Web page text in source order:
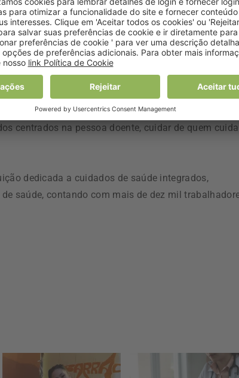
Alexandre Lourenço, apontou que “a criação
firme da instituição em fortalecer uma
pelos direitos e pela dignidade da pessoa doente e
do cuidar”.
centrados na pessoa doente, cuidar de quem
dedicada a cuidados de saúde integrados,
saúde, contando com mais de dez mil